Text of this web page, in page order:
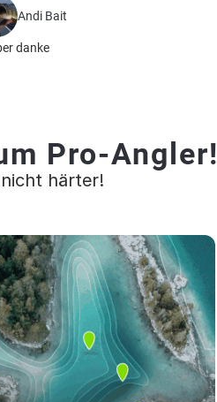
Andi Bait
danke
Pro-Angler!
härter!